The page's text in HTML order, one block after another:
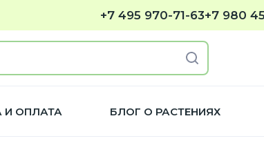
+7 495 970-71-63+7 980
И ОПЛАТА БЛОГ О РАСТЕНИЯХ